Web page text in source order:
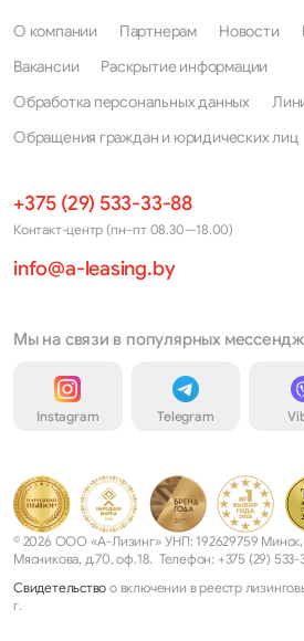
О компании Партнерам Новости
Вакансии
Раскрытие информации
Обработка персональных данных
Обращения граждан и юридических лиц
+375 (29) 533-33-88
Контакт-центр (пн–пт 08.30—18.00)
info@a-leasing.by
Мы на связи в популярных
Instagram Telegram
© 2026 ООО «А-Лизинг» УНП: 192629759 Минск,
Мясникова, д.70, оф.18. Телефон: +375 (29) 533-
Свидетельство о включении в реестр
г.